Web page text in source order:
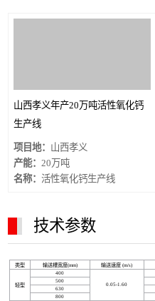
山西孝义年产20万吨活性氧化钙
生产线
项目地： 山西孝义
产能： 20万吨
名称： 活性氧化钙生产线
技术参数
类型 输送槽宽度(mm) 输送速度 (m/s)
轻型
400
0.05-1.60
500
630
800